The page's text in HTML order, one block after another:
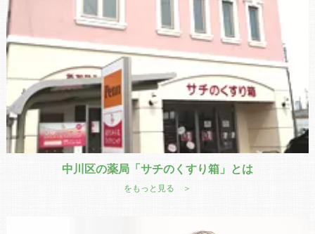
中川区の薬局「サチのくすり箱」とは
をもっと見る ＞